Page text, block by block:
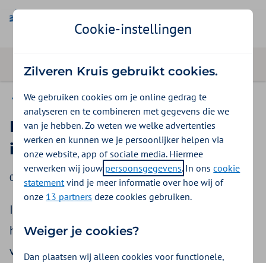
Nieuws
Publicatie aanvullend
inkoopbeleid VG7 2023
07 juli 2023
In de voorjaarsnota van vrijdag 28 april 2023
heeft het kabinet een bedrag van 40 miljoen
voor het jaar 2023 en 40 miljoen voor het jaar
Cookie-instellingen
Zilveren Kruis gebruikt cookies.
We gebruiken cookies om je online gedrag te
analyseren en te combineren met gegevens die we
van je hebben. Zo weten we welke advertenties
werken en kunnen we je persoonlijker helpen via
onze website, app of sociale media. Hiermee
verwerken wij jouw persoonsgegevens. In onscookie
statementvind je meer informatie over hoe wij of
onze 13 partners deze cookies gebruiken.
Weiger je cookies?
Dan plaatsen wij alleen cookies voor functionele,